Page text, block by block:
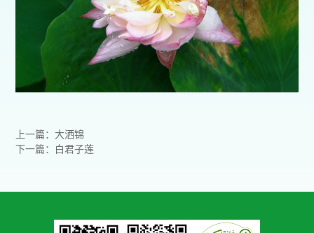
上一篇：大洒锦
下一篇：白君子莲